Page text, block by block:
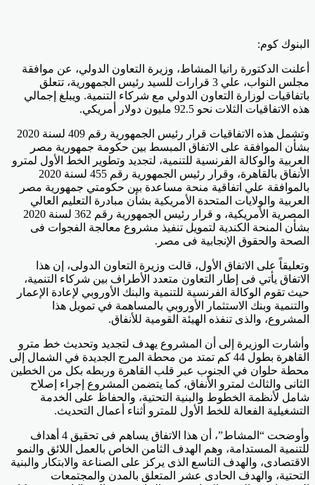
البنوك كوم:
أعلنت الدكتورة رانيا المشاط، وزيرة التعاون الدولي، عن موافقة
مجلس النواب، علي 3 قرارات للسيد رئيس الجمهورية، تتعلق
باتفاقيات لوزارة التعاون الدولي مع شركاء التنمية. ويبلغ إجمالي
هذه الاتفاقيات الثلات نحو 92.5 مليون دولار أمريكي.
وتشمل هذه الاتفاقيات قرار رئيس الجمهورية رقم 409 لسنة 2020
بشأن الموافقة على الاتفاق المبسط بين حكومة جمهورية مصر
العربية والوكالة الفرنسية للتنمية، لتجديد وتطوير الخط الأول لمترو
الأنفاق بالقاهرة، وقرار رئيس الجمهورية رقم 455 لسنة 2020
بالموافقة علي اتفاقية منحة مساعدة بين حكومتي جمهورية مصر
العربية والولايات المتحدة الأمريكية بشأن مبادرة التعليم العالي
المصرية الأمريكية، و قرار رئيس الجمهورية رقم 362 لسنة 2020
بشأن المنحة الكندية لتمويل تنفيذ مشروع معالجة الفجوات فى
الصحة والحقوق الإنجابية فى مصر.
وتعليقاً على الاتفاق الأول، قالت وزيرة التعاون الدولى، إن هذا
الاتفاق يأتي فى إطار التعاون متعدد الأطراف بين شركاء التنمية،
حيث تقوم الوكالة الفرنسية للتنمية والبنك الأوروبي لإعادة الإعمار
والتنمية وبنك الاستثمار الأوروبي بالمساهمة في تمويل هذا
المشروع، والذى تنفذه الهيئة القومية للأنفاق.
وأشارت الوزيرة إلى أن المشروع يهدف لتجديد وتحديث خط مترو
القاهرة بطول 44 كم تمتد من محطة المرج الجديدة في الشمال إلى
محطة حلوان في الجنوب عبر قلب القاهرة وربطه بكل من الخطين
الثانى والثالث لمترو الأنفاق، كما يتضمن المشروع إجراء إصلاح
شامل لأنظمة الخطوط والبنية التحتية، والحفاظ على الخدمة
التشغيلية الفعالة للخط الأول للمترو أثناء أعمال التحديث.
وأوضحت “المشاط”، أن هذا الاتفاق يساهم فى تحقيق 4 أهداف
للتنمية المستدامة، وهم الهدف الثامن الخاص بالعمل اللائق والنمو
الاقتصادى، والهدف التاسع الذى يركز على الصناعة والابتكار والبنية
التحتية، والهدف الحادى عشر المتعلق بالمدن والمجتمعات